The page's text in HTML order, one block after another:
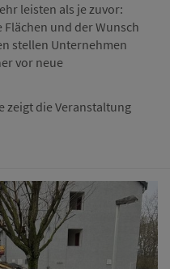
leisten als je zuvor:
und der Wunsch
stellen Unternehmen
vor neue
zeigt die Veranstaltung